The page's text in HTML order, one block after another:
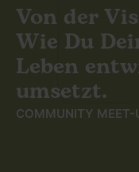
Von der
Wie Du
Leben
umsetzt.
COMMUNITY MEET-